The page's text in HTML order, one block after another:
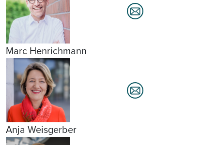
Marc Henrichmann
Anja Weisgerber